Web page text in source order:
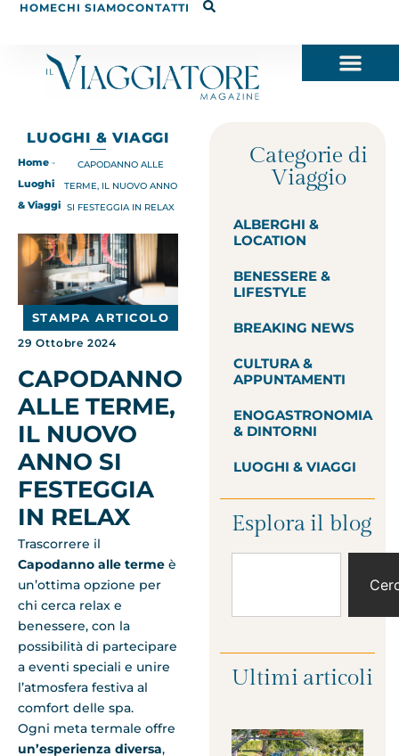
HOMECHI SIAMOCONTATTI
LUOGHI & VIAGGI
Home -
Luoghi
& Viaggi
CAPODANNO ALLE
TERME, IL NUOVO ANNO
SI FESTEGGIA IN RELAX
STAMPA ARTICOLO
29 Ottobre 2024
CAPODANNO
ALLE TERME,
IL NUOVO
ANNO SI
FESTEGGIA
IN RELAX
Trascorrere il
Capodanno alle terme è
un’ottima opzione per
chi cerca relax e
benessere, con la
possibilità di partecipare
a eventi speciali e unire
l’atmosfera festiva al
comfort delle spa.
Ogni meta termale offre
un’esperienza diversa,
Categorie di
Viaggio
ALBERGHI &
LOCATION
BENESSERE &
LIFESTYLE
BREAKING NEWS
CULTURA &
APPUNTAMENTI
ENOGASTRONOMIA
& DINTORNI
LUOGHI & VIAGGI
Esplora il blog
Ultimi articoli